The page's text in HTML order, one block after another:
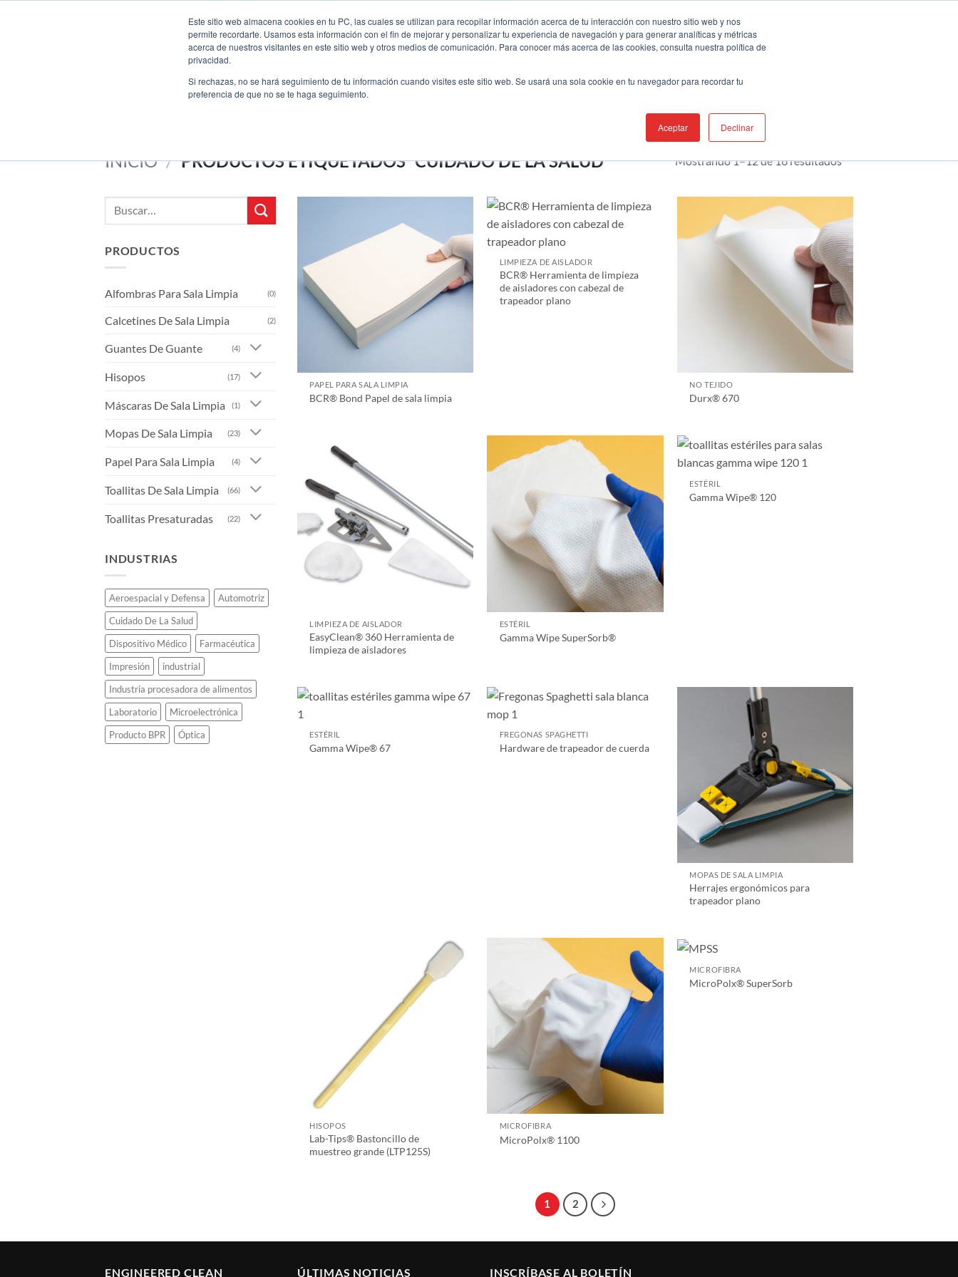
Este sitio web almacena cookies en tu PC, las cuales se utilizan para recopilar información acerca de tu interacción con nuestro sitio web y nos
permite recordarte. Usamos esta información con el fin de mejorar y personalizar tu experiencia de navegación y para generar analíticas y métricas
acerca de nuestros visitantes en este sitio web y otros medios de comunicación. Para conocer más acerca de las cookies, consulta nuestra política de
privacidad.
Si rechazas, no se hará seguimiento de tu información cuando visites este sitio web. Se usará una sola cookie en tu navegador para recordar tu
preferencia de que no se te haga seguimiento.
Aceptar Declinar
INICIO / PRODUCTOS ETIQUETADOS “CUIDADO DE LA SALUD” Mostrando 1–12 de 16 resultados
Buscar
PRODUCTOS
Alfombras Para Sala Limpia (0)
Calcetines De Sala Limpia (2)
Guantes De Guante (4)
Hisopos (17)
Máscaras De Sala Limpia (1)
Mopas De Sala Limpia (23)
Papel Para Sala Limpia (4)
Toallitas De Sala Limpia (66)
Toallitas Presaturadas (22)
INDUSTRIAS
Aeroespacial y Defensa
Automotriz
Cuidado De La Salud
Dispositivo Médico
Farmacéutica
Impresión
industrial
Industria procesadora de alimentos
Laboratorio
Microelectrónica
Producto BPR
Óptica
PAPEL PARA SALA LIMPIA
BCR® Bond Papel de sala limpia
LIMPIEZA DE AISLADOR
BCR® Herramienta de limpieza
de aisladores con cabezal de
trapeador plano
NO TEJIDO
Durx® 670
LIMPIEZA DE AISLADOR
EasyClean® 360 Herramienta de
limpieza de aisladores
ESTÉRIL
Gamma Wipe SuperSorb®
ESTÉRIL
Gamma Wipe® 120
ESTÉRIL
Gamma Wipe® 67
FREGONAS SPAGHETTI
Hardware de trapeador de cuerda
MOPAS DE SALA LIMPIA
Herrajes ergonómicos para
trapeador plano
HISOPOS
Lab-Tips® Bastoncillo de
muestreo grande (LTP125S)
MICROFIBRA
MicroPolx® 1100
MICROFIBRA
MicroPolx® SuperSorb
1 2
ENGINEERED CLEAN ÚLTIMAS NOTICIAS INSCRÍBASE AL BOLETÍN